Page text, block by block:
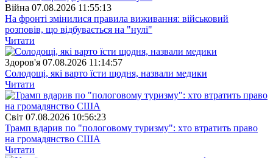
Війна 07.08.2026 11:55:13
На фронті змінилися правила виживання: військовий
розповів, що відбувається на "нулі"
Читати
Здоров'я 07.08.2026 11:14:57
Солодощі, які варто їсти щодня, назвали медики
Читати
Свiт 07.08.2026 10:56:23
Трамп вдарив по "пологовому туризму": хто втратить право
на громадянство США
Читати